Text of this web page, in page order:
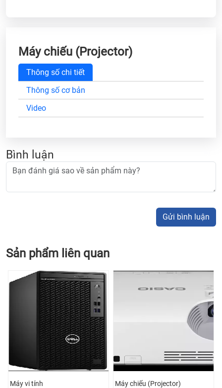
Máy chiếu (Projector)
Thông số chi tiết
Thông số cơ bản
Video
Bình luận
Gửi bình luận
Sản phẩm liên quan
Máy vi tính Máy chiếu (Projector)